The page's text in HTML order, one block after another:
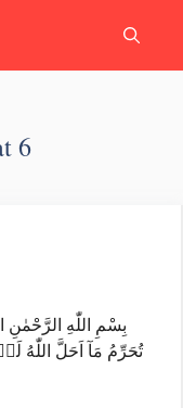
6
تُحَرِّمُ مَآ اَحَلَّ اللّٰهُ